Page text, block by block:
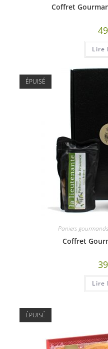
Coffret
Lire
ÉPUISÉ
Paniers
Coffret
Lire
ÉPUISÉ